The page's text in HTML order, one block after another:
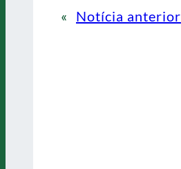
« Notícia anterior